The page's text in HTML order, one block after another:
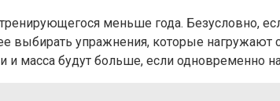
меньше года. Безусловно,
выбирать упражнения, которые
масса будут больше, если одновременно